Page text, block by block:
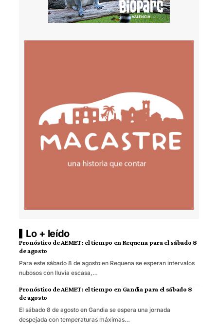
Lo + leído
Pronóstico de AEMET: el tiempo en Requena para el sábado 8
de agosto
Para este sábado 8 de agosto en Requena se esperan intervalos
nubosos con lluvia escasa,…
Pronóstico de AEMET: el tiempo en Gandia para el sábado 8
de agosto
El sábado 8 de agosto en Gandia se espera una jornada
despejada con temperaturas máximas…